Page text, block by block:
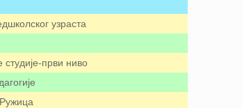
узраста
студије-први ниво